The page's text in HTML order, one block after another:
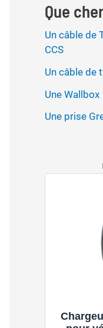
Que
Un câble de
CCS
Un câble de
Une Wallbox
Une prise